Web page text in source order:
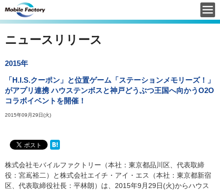
ニュースリリース
2015年
「H.I.S.クーポン」と位置ゲーム「ステーションメモリーズ！」
がアプリ連携 ハウステンボスと神戸どうぶつ王国へ向かうO2O
コラボイベントを開催！
2015年09月29日(火)
株式会社モバイルファクトリー（本社：東京都品川区、代表取締
役：宮嶌裕二）と株式会社エイチ・アイ・エス（本社：東京都新宿
区、代表取締役社長：平林朗）は、2015年9月29日(火)からハウス